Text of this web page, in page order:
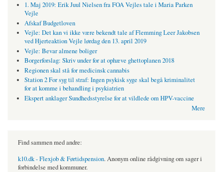
1. Maj 2019: Erik Juul Nielsen fra FOA Vejles tale i Maria Parken
Vejle
Afskaf Budgetloven
Vejle: Det kan vi ikke være bekendt tale af Flemming Leer Jakobsen
ved Hjerteaktion Vejle lørdag den 13. april 2019
Vejle: Bevar almene boliger
Borgerforslag: Skriv under for at ophæve ghettoplanen 2018
Regionen skal stå for medicinsk cannabis
Station 2 For syg til straf: Ingen psykisk syge skal begå kriminalitet
for at komme i behandling i psykiatrien
Ekspert anklager Sundhedsstyrelse for at vildlede om HPV-vaccine
Mere
Find sammen med andre:
k10.dk - Flexjob & Førtidspension. Anonym online rådgivning om sager i
forbindelse med kommuner.